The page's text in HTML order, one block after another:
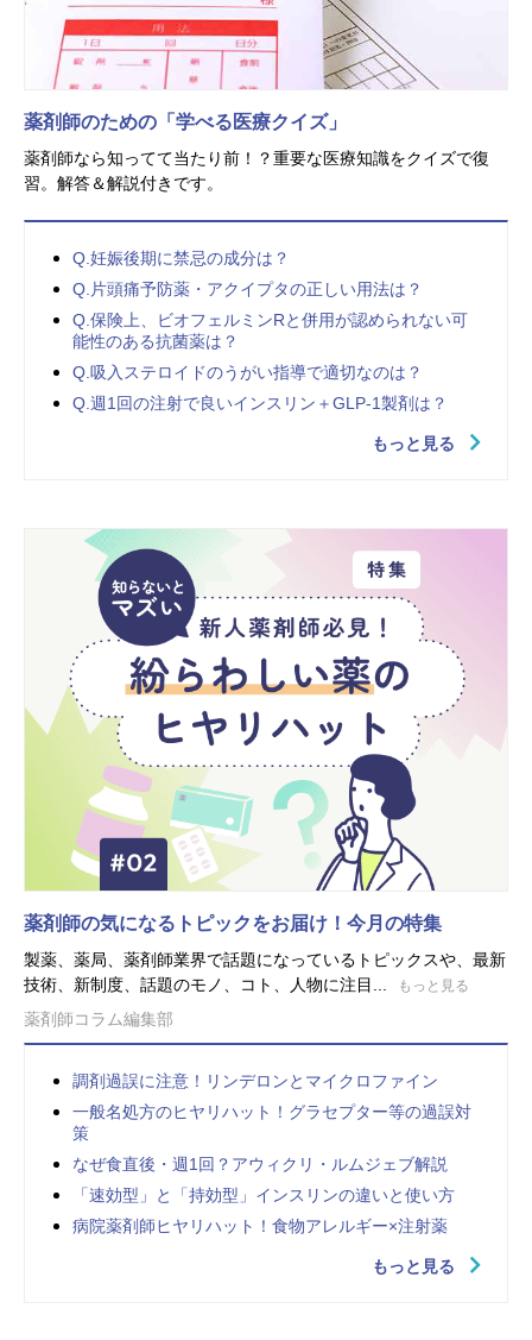
薬剤師のための「学べる医療クイズ」
薬剤師なら知ってて当たり前！？重要な医療知識をクイズで復
習。解答＆解説付きです。
Q.妊娠後期に禁忌の成分は？
Q.片頭痛予防薬・アクイプタの正しい用法は？
Q.保険上、ビオフェルミンRと併用が認められない可
能性のある抗菌薬は？
Q.吸入ステロイドのうがい指導で適切なのは？
Q.週1回の注射で良いインスリン＋GLP-1製剤は？
もっと見る
薬剤師の気になるトピックをお届け！今月の特集
製薬、薬局、薬剤師業界で話題になっているトピックスや、最新
技術、新制度、話題のモノ、コト、人物に注目...
もっと見る
薬剤師コラム編集部
調剤過誤に注意！リンデロンとマイクロファイン
一般名処方のヒヤリハット！グラセプター等の過誤対
策
なぜ食直後・週1回？アウィクリ・ルムジェブ解説
「速効型」と「持効型」インスリンの違いと使い方
病院薬剤師ヒヤリハット！食物アレルギー×注射薬
もっと見る